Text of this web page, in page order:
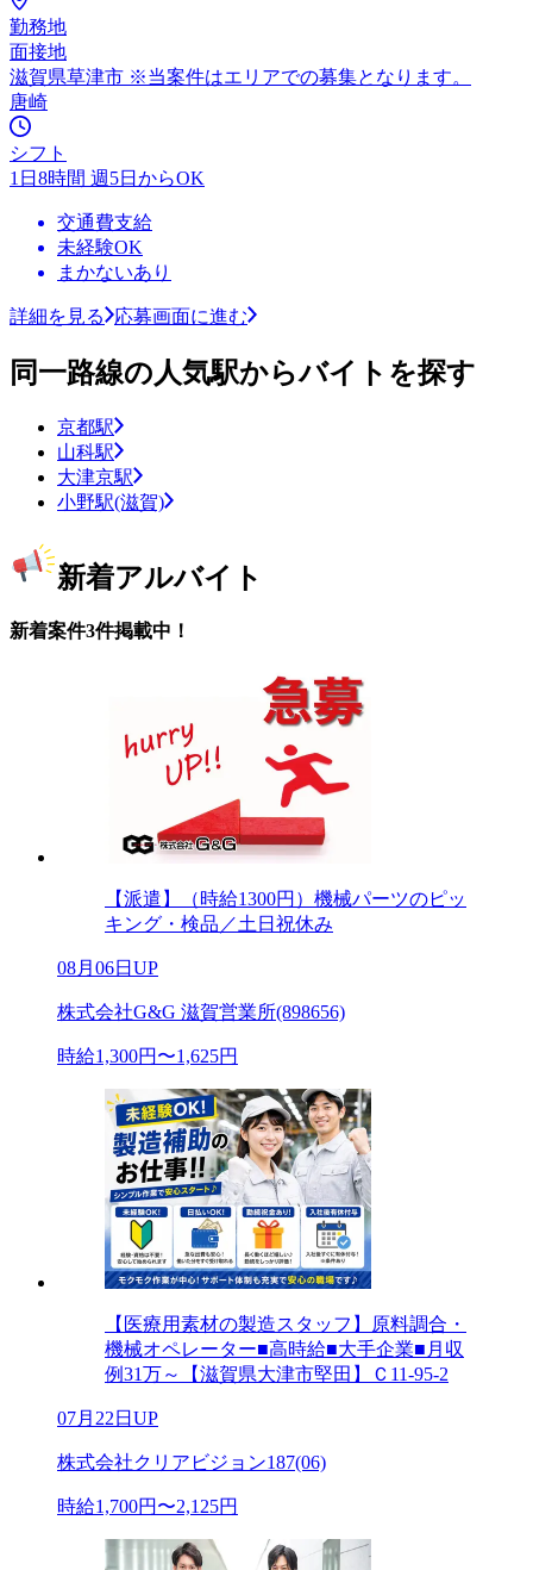
勤務地
面接地
滋賀県草津市 ※当案件はエリアでの募集となります。
唐崎
シフト
1日8時間 週5日からOK
交通費支給
未経験OK
まかないあり
詳細を見る 応募画面に進む
同一路線の人気駅からバイトを探す
京都駅
山科駅
大津京駅
小野駅(滋賀)
新着アルバイト
新着案件3件掲載中！
【派遣】（時給1300円）機械パーツのピッ
キング・検品／土日祝休み
08月06日UP
株式会社G&G 滋賀営業所(898656)
時給1,300円〜1,625円
【医療用素材の製造スタッフ】原料調合・
機械オペレーター■高時給■大手企業■月収
例31万～【滋賀県大津市堅田】Ｃ11-95-2
07月22日UP
株式会社クリアビジョン187(06)
時給1,700円〜2,125円